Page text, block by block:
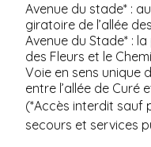
Avenue du stade* :
giratoire de l’allée
Avenue du Stade* :
des Fleurs et le
Voie en sens unique
entre l’allée de Curé
(*Accès interdit sauf
secours et services